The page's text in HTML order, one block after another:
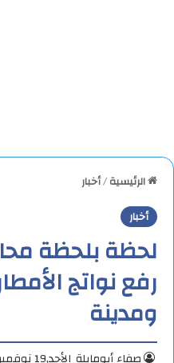
الرئيسية/أخبار
أخبار
لحظة بلحظة
ومدينة